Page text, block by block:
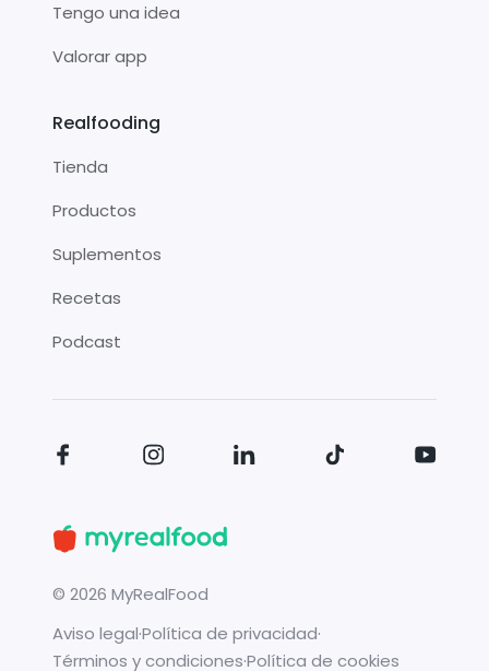
Tengo una idea
Valorar app
Realfooding
Tienda
Productos
Suplementos
Recetas
Podcast
© 2026 MyRealFood
Aviso legal·Política de privacidad·
Términos y condiciones·Política de cookies